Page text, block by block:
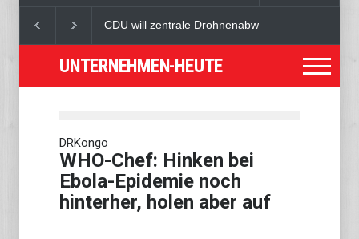
US-Börsen lassen nach - Ölpreis steigt kräftig
UNTERNEHMEN-HEUTE
DRKongo
WHO-Chef: Hinken bei
Ebola-Epidemie noch
hinterher, holen aber auf